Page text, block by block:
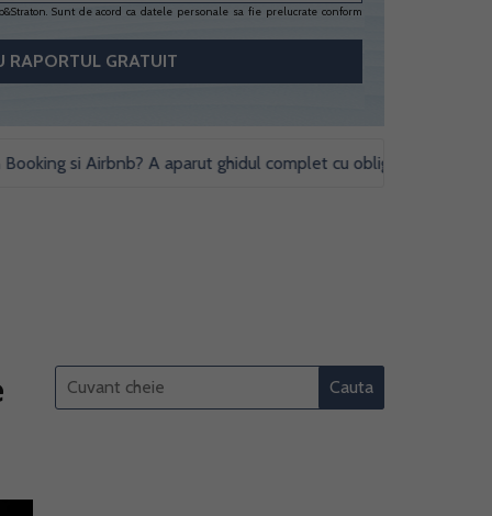
Sunt de acord ca datele personale sa fie prelucrate conform
si Airbnb? A aparut ghidul complet cu obligatii fiscale si studii